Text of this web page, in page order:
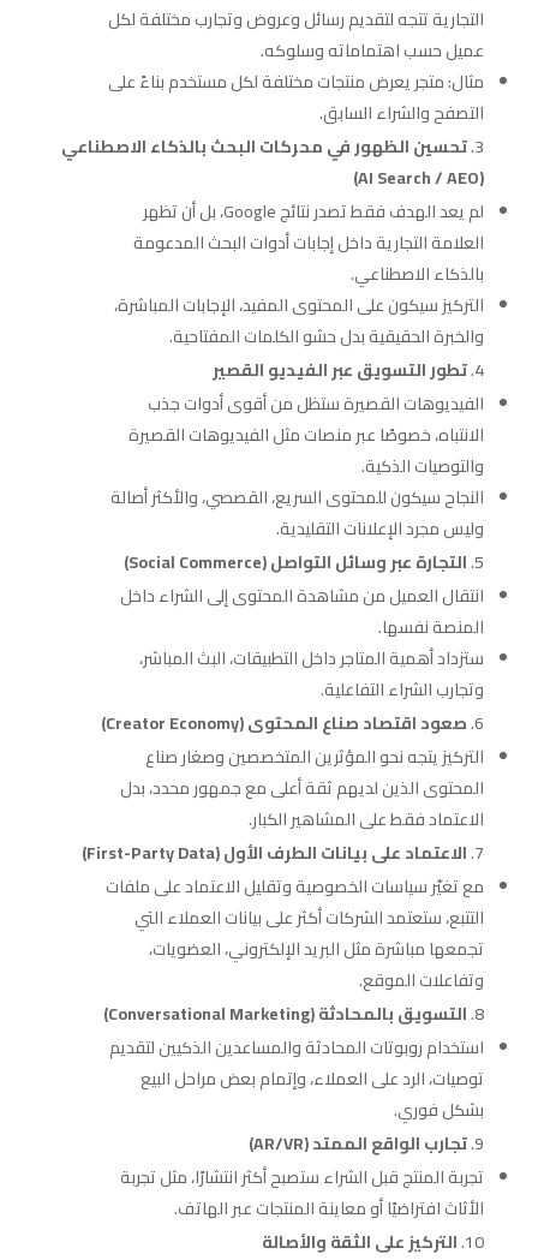
التجارية تتجه لتقديم رسائل وعروض وتجارب مختلفة لكل
عميل حسب اهتماماته وسلوكه.
مثال: متجر يعرض منتجات مختلفة لكل مستخدم بناءً على
التصفح والشراء السابق.
تحسين الظهور في محركات البحث بالذكاء الاصطناعي
(AI Search / AEO)
لم يعد الهدف فقط تصدر نتائج Google، بل أن تظهر
العلامة التجارية داخل إجابات أدوات البحث المدعومة
بالذكاء الاصطناعي.
التركيز سيكون على المحتوى المفيد، الإجابات المباشرة،
والخبرة الحقيقية بدل حشو الكلمات المفتاحية.
تطور التسويق عبر الفيديو القصير
الفيديوهات القصيرة ستظل من أقوى أدوات جذب
الانتباه، خصوصًا عبر منصات مثل الفيديوهات القصيرة
والتوصيات الذكية.
النجاح سيكون للمحتوى السريع، القصصي، والأكثر أصالة
وليس مجرد الإعلانات التقليدية.
التجارة عبر وسائل التواصل (Social Commerce)
انتقال العميل من مشاهدة المحتوى إلى الشراء داخل
المنصة نفسها.
ستزداد أهمية المتاجر داخل التطبيقات، البث المباشر،
وتجارب الشراء التفاعلية.
صعود اقتصاد صناع المحتوى (Creator Economy)
التركيز يتجه نحو المؤثرين المتخصصين وصغار صناع
المحتوى الذين لديهم ثقة أعلى مع جمهور محدد، بدل
الاعتماد فقط على المشاهير الكبار.
الاعتماد على بيانات الطرف الأول (First-Party Data)
مع تغيّر سياسات الخصوصية وتقليل الاعتماد على ملفات
التتبع، ستعتمد الشركات أكثر على بيانات العملاء التي
تجمعها مباشرة مثل البريد الإلكتروني، العضويات،
وتفاعلات الموقع.
التسويق بالمحادثة (Conversational Marketing)
استخدام روبوتات المحادثة والمساعدين الذكيين لتقديم
توصيات، الرد على العملاء، وإتمام بعض مراحل البيع
بشكل فوري.
تجارب الواقع الممتد (AR/VR)
تجربة المنتج قبل الشراء ستصبح أكثر انتشارًا، مثل تجربة
الأثاث افتراضيًا أو معاينة المنتجات عبر الهاتف.
التركيز على الثقة والأصالة